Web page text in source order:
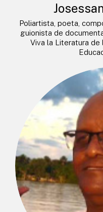
Poliartista, poeta,
guionista de
Viva la Literatura de